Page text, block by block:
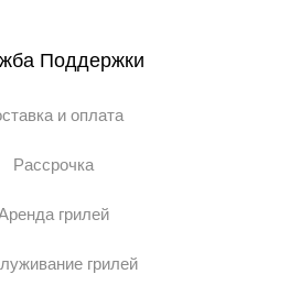
Поддержки
и оплата
Рассрочка
грилей
грилей